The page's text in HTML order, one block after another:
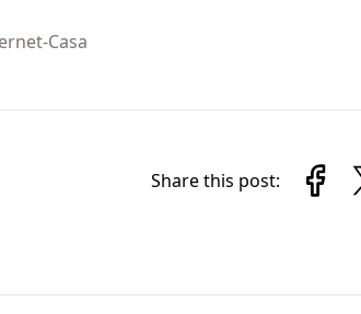
Casa
Share this post: